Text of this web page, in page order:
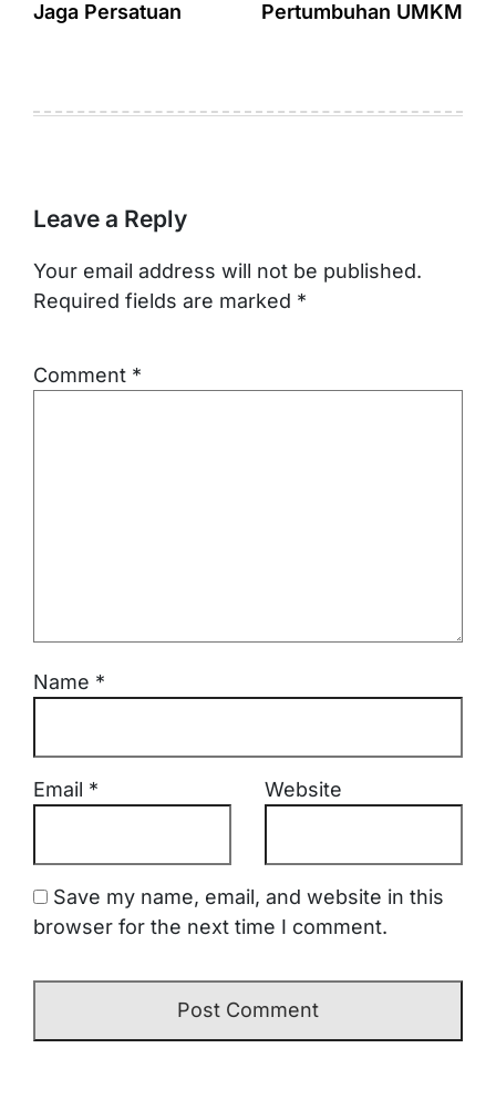
Jaga Persatuan
Pertumbuhan UMKM
Leave a Reply
Your email address will not be published.
Required fields are marked *
Comment *
Name *
Email * Website
Save my name, email, and website in this
browser for the next time I comment.